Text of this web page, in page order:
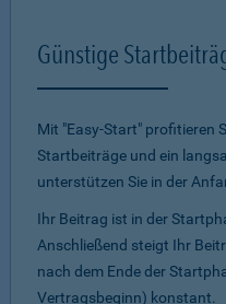
Günstige
Mit "Easy-Start" profitieren
Startbeiträge und ein
unterstützen Sie in der
Ihr Beitrag ist in der
Anschließend steigt Ihr
nach dem Ende der
Vertragsbeginn) konstant.